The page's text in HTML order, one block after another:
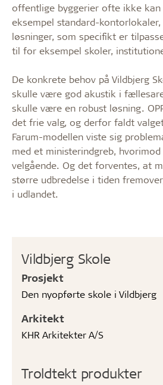
Vildbjerg Skole
Prosjekt
Den nyopførte skole i Vildbjerg
Arkitekt
KHR Arkitekter A/S
Troldtekt produkter
offentlige byggerier ofte ikke
eksempel standard-
løsninger, som specifikt er
til for eksempel skoler,
De konkrete behov på Vildbjerg
skulle være god akustik i
skulle være en robust løsning.
det frie valg, og derfor faldt
Farum-modellen viste sig
med et ministerindgreb,
velgående. Og det forventes, at
større udbredelse i tiden
i udlandet.